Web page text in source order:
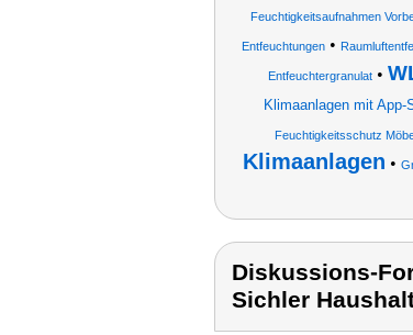
Feuchtigkeitsaufnahmen
Entfeuchtungen •
Entfeuchtergranulat•
Klimaanlagen mit App-
Feuchtigkeitsschutz
Klimaanlagen •
Diskussions-
Sichler